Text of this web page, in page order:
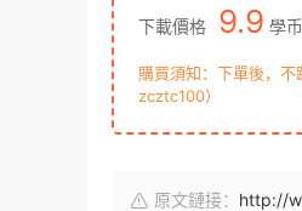
下載價格 9.9 學币
購買須知：下單後，
zcztc100）
原文鏈接： http://